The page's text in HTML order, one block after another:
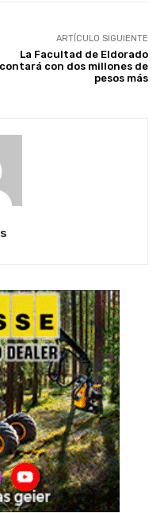
ARTÍCULO SIGUIENTE
La Facultad de Eldorado
contará con dos millones de
pesos más